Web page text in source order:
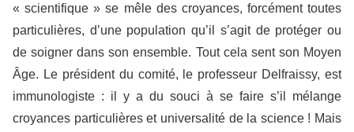
« scientifique » se mêle des croyances, forcément toutes
particulières, d’une population qu’il s’agit de protéger ou
de soigner dans son ensemble. Tout cela sent son Moyen
Âge. Le président du comité, le professeur Delfraissy, est
immunologiste : il y a du souci à se faire s’il mélange
croyances particulières et universalité de la science ! Mais